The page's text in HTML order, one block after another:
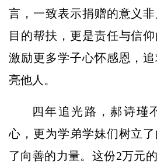
言，一致表示捐赠的意义
目的帮扶，更是责任与信
激励更多学子心怀感恩，
亮他人。
四年追光路，郝诗瑾
心，更为学弟学妹们树立
了向善的力量。这份2万元